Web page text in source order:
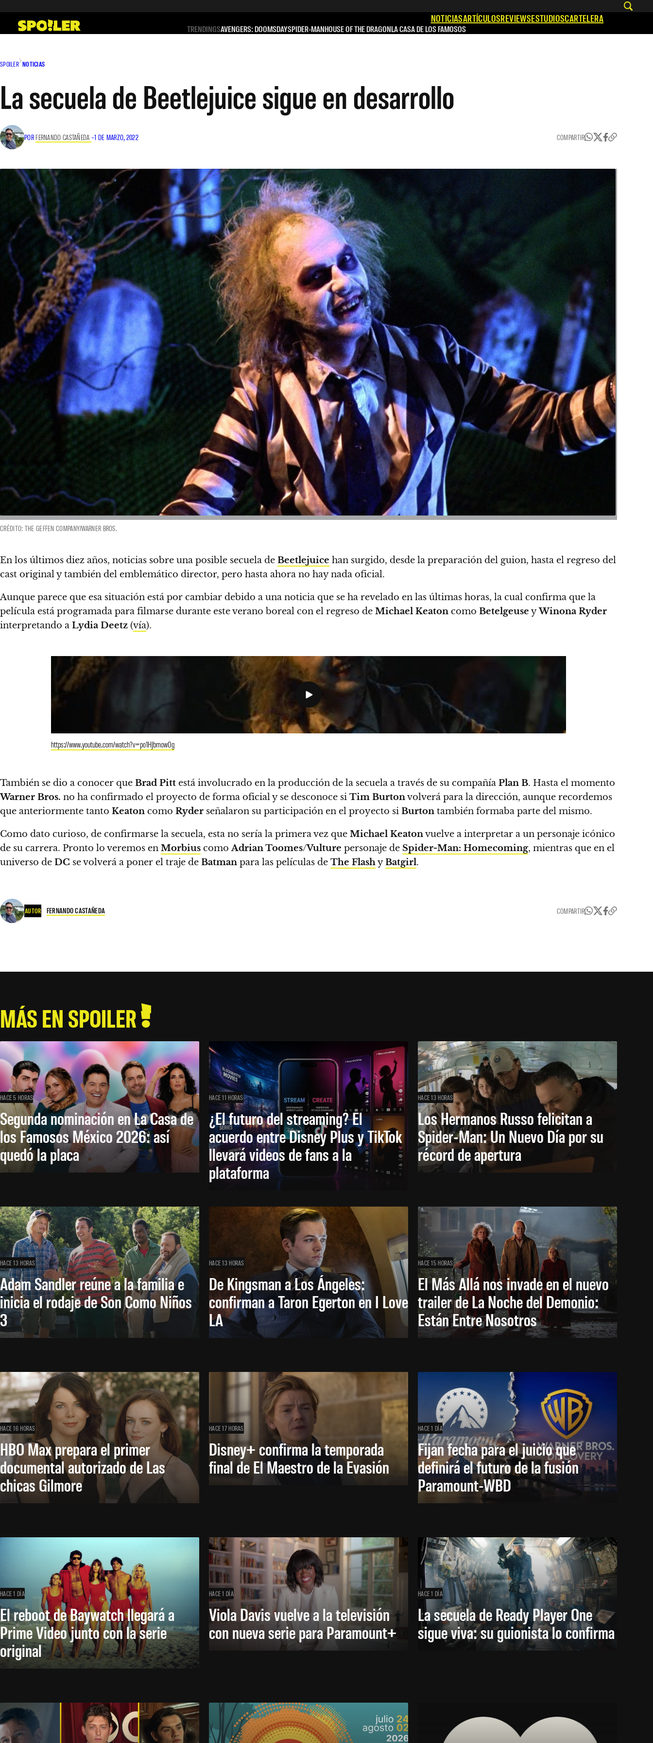
contenido
NOTICIASARTÍCULOSREVIEWSESTUDIOSCARTELERA
TRENDINGSAVENGERS: DOOMSDAYSPIDER-MANHOUSE OF THE DRAGONLA CASA DE LOS FAMOSOS
SPOILER NOTICIAS
La secuela de Beetlejuice sigue en desarrollo
POR FERNANDO CASTAÑEDA –1 DE MARZO, 2022 COMPARTIR
CRÉDITO: THE GEFFEN COMPANY/WARNER BROS.
En los últimos diez años, noticias sobre una posible secuela de Beetlejuice han surgido, desde la preparación del guion, hasta el regreso del
cast original y también del emblemático director, pero hasta ahora no hay nada oficial.
Aunque parece que esa situación está por cambiar debido a una noticia que se ha revelado en las últimas horas, la cual confirma que la
película está programada para filmarse durante este verano boreal con el regreso de Michael Keaton como Betelgeuse yWinona Ryder
interpretando a Lydia Deetz (vía).
https://www.youtube.com/watch?v=po1HJbmow0g
También se dio a conocer que Brad Pitt está involucrado en la producción de la secuela a través de su compañía Plan B. Hasta el momento
Warner Bros. no ha confirmado el proyecto de forma oficial y se desconoce si Tim Burtonvolverá para la dirección, aunque recordemos
que anteriormente tanto Keaton como Ryder señalaron su participación en el proyecto si Burton también formaba parte del mismo.
Como dato curioso, de confirmarse la secuela, esta no sería la primera vez que Michael Keatonvuelve a interpretar a un personaje icónico
de su carrera. Pronto lo veremos en Morbius comoAdrian Toomes/Vulture personaje de Spider-Man: Homecoming, mientras que en el
universo de DC se volverá a poner el traje de Batman para las películas de The FlashyBatgirl.
AUTOR FERNANDO CASTAÑEDA COMPARTIR
MÁS EN SPOILER
HACE 5 HORAS
Segunda nominación en La Casa de
los Famosos México 2026: así
quedó la placa
HACE 11 HORAS
¿El futuro del streaming? El
acuerdo entre Disney Plus y TikTok
llevará videos de fans a la
plataforma
HACE 13 HORAS
Los Hermanos Russo felicitan a
Spider-Man: Un Nuevo Día por su
récord de apertura
HACE 13 HORAS
Adam Sandler reúne a la familia e
inicia el rodaje de Son Como Niños
3
HACE 13 HORAS
De Kingsman a Los Ángeles:
confirman a Taron Egerton en I Love
LA
HACE 15 HORAS
El Más Allá nos invade en el nuevo
trailer de La Noche del Demonio:
Están Entre Nosotros
HACE 16 HORAS
HBO Max prepara el primer
documental autorizado de Las
chicas Gilmore
HACE 17 HORAS
Disney+ confirma la temporada
final de El Maestro de la Evasión
HACE 1 DÍA
Fijan fecha para el juicio que
definirá el futuro de la fusión
Paramount-WBD
HACE 1 DÍA
El reboot de Baywatch llegará a
Prime Video junto con la serie
original
HACE 1 DÍA
Viola Davis vuelve a la televisión
con nueva serie para Paramount+
HACE 1 DÍA
La secuela de Ready Player One
sigue viva: su guionista lo confirma